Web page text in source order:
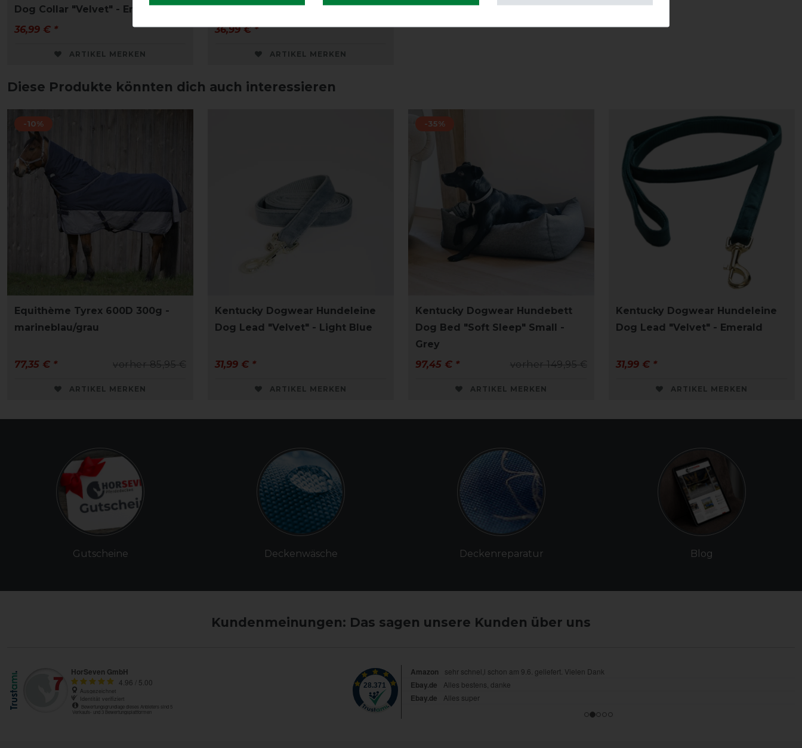
Dog Collar "Velvet" - Emerald
36,99 € *
ARTIKEL MERKEN
36,99 € *
ARTIKEL MERKEN
Diese Produkte könnten dich auch interessieren
-10%
Equithème Tyrex 600D 300g -
marineblau/grau
vorher 85,95 €
77,35 € *
ARTIKEL MERKEN
Kentucky Dogwear Hundeleine
Dog Lead "Velvet" - Light Blue
31,99 € *
ARTIKEL MERKEN
-35%
Kentucky Dogwear Hundebett
Dog Bed "Soft Sleep" Small -
Grey
vorher 149,95 €
97,45 € *
ARTIKEL MERKEN
Kentucky Dogwear Hundeleine
Dog Lead "Velvet" - Emerald
31,99 € *
ARTIKEL MERKEN
Gutscheine Deckenwäsche Deckenreparatur Blog
Kundenmeinungen: Das sagen unsere Kunden über uns